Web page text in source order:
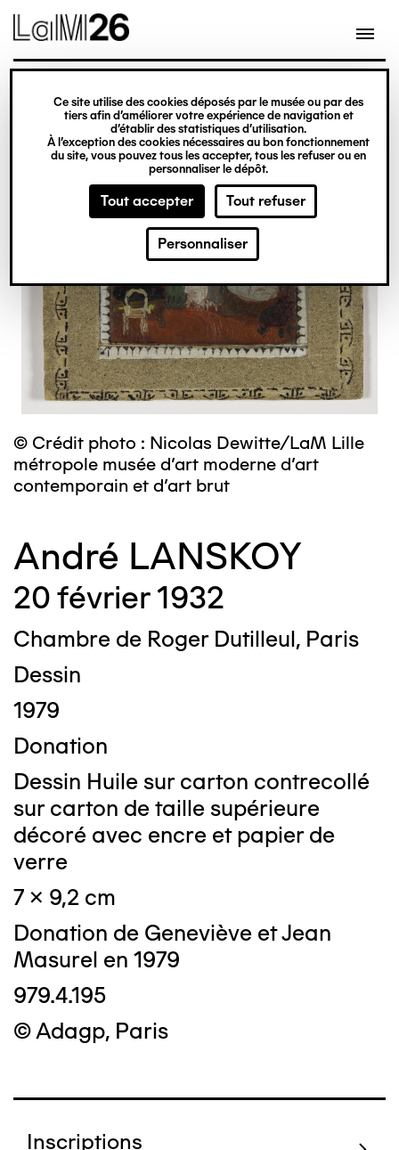
Gestion des cookies
Ce site utilise des cookies déposés par le musée ou par des
tiers afin d’améliorer votre expérience de navigation et
d’établir des statistiques d’utilisation.
À l’exception des cookies nécessaires au bon fonctionnement
du site, vous pouvez tous les accepter, tous les refuser ou en
personnaliser le dépôt.
Tout accepter Tout refuser
Personnaliser
contenu
© Crédit photo : Nicolas Dewitte/LaM Lille
métropole musée d’art moderne d’art
contemporain et d’art brut
André LANSKOY
20 février 1932
Chambre de Roger Dutilleul, Paris
Dessin
1979
Donation
Dessin Huile sur carton contrecollé
sur carton de taille supérieure
décoré avec encre et papier de
verre
7 x 9,2 cm
Donation de Geneviève et Jean
Masurel en 1979
979.4.195
© Adagp, Paris
Inscriptions